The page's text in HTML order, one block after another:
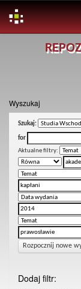
Wyszukaj
Szukaj:
for
Aktualne filtry:
Rozpocznij nowe
Dodaj filtr: